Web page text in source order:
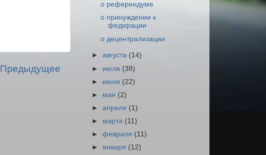
Предыдущее
о референдуме
о принуждении к
федерации
о децентрализации
►августа (14)
► июля (38)
► июня (22)
► мая (2)
►апреля (1)
► марта (11)
►февраля (11)
►января (12)